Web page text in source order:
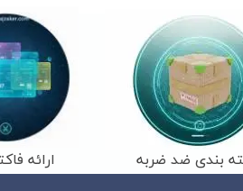
بندی ضد ضربه ارائه